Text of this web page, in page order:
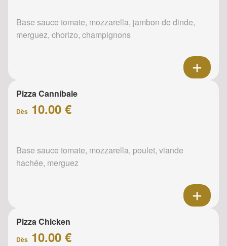
Base sauce tomate, mozzarella, jambon de dinde,
merguez, chorizo, champignons
Pizza Cannibale
Dès 10.00 €
Base sauce tomate, mozzarella, poulet, viande
hachée, merguez
Pizza Chicken
Dès 10.00 €